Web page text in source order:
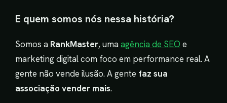
E quem somos nós nessa história?
Somos a RankMaster, umaagência de SEO e
marketing digital com foco em performance real. A
gente não vende ilusão. A gente faz sua
associação vender mais.